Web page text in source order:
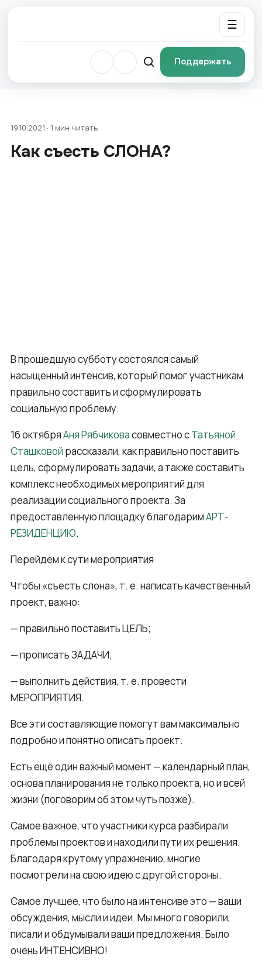
☰
Поддержать
19.10.2021 · 1 мин читать
Как съесть СЛОНА?
В прошедшую субботу состоялся самый
насыщенный интенсив, который помог участникам
правильно составить и сформулировать
социальную проблему.
16 октябряАня Рябчиковасовместно сТатьяной
Сташковой рассказали, как правильно поставить
цель, сформулировать задачи, а также составить
комплекс необходимых мероприятий для
реализации социального проекта. За
предоставленную площадку благодаримАРТ-
РЕЗИДЕНЦИЮ.
Перейдем к сути мероприятия
Чтобы «съесть слона», т. е. написать качественный
проект, важно:
— правильно поставить ЦЕЛЬ;
— прописать ЗАДАЧИ;
— выполнить действия, т. е. провести
МЕРОПРИЯТИЯ.
Все эти составляющие помогут вам максимально
подробно и понятно описать проект.
Есть ещё один важный момент — календарный план,
основа планирования не только проекта, но и всей
жизни (поговорим об этом чуть позже).
Самое важное, что участники курса разбирали
проблемы проектов и находили пути их решения.
Благодаря крутому упражнению, многие
посмотрели на свою идею с другой стороны.
Самое лучшее, что было на интенсиве это — ваши
обсуждения, мысли и идеи. Мы много говорили,
писали и обдумывали ваши предложения. Было
очень ИНТЕНСИВНО!